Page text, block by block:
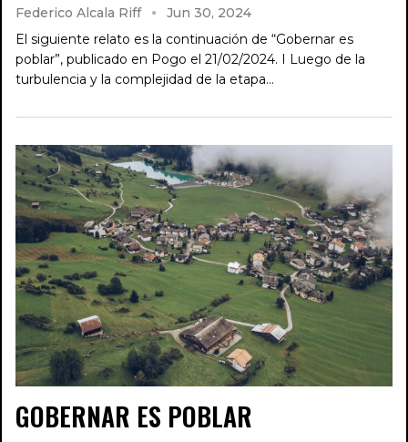
Federico Alcala Riff
Jun 30, 2024
El siguiente relato es la continuación de “Gobernar es
poblar”, publicado en Pogo el 21/02/2024. I Luego de la
turbulencia y la complejidad de la etapa…
GOBERNAR ES POBLAR